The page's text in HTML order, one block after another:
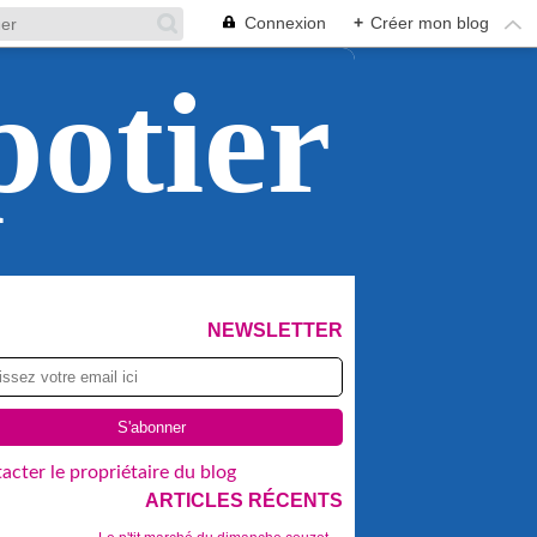
Connexion + Créer mon blog
NEWSLETTER
le propriétaire du blog
ARTICLES RÉCENTS